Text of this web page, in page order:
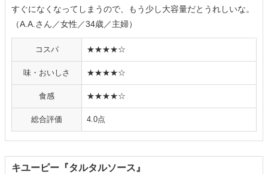
すぐになくなってしまうので、もう少し大容量だとうれしいな。
（A.A.さん／女性／34歳／主婦）
コスパ ★★★★☆
味・おいしさ ★★★★☆
食感 ★★★★☆
総合評価 4.0点
キユーピー『タルタルソース』